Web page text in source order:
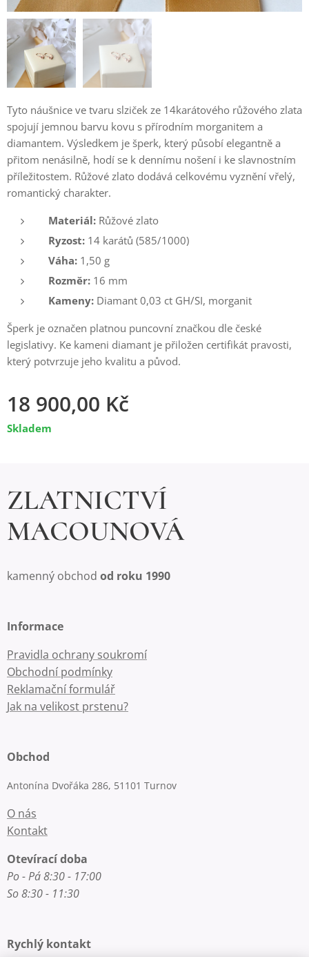
Tyto náušnice ve tvaru slziček ze 14karátového růžového zlata
spojují jemnou barvu kovu s přírodním morganitem a
diamantem. Výsledkem je šperk, který působí elegantně a
přitom nenásilně, hodí se k dennímu nošení i ke slavnostním
příležitostem. Růžové zlato dodává celkovému vyznění vřelý,
romantický charakter.
Materiál: Růžové zlato
Ryzost: 14 karátů (585/1000)
Váha: 1,50 g
Rozměr: 16 mm
Kameny: Diamant 0,03 ct GH/SI, morganit
Šperk je označen platnou puncovní značkou dle české
legislativy. Ke kameni diamant je přiložen certifikát pravosti,
který potvrzuje jeho kvalitu a původ.
18 900,00 Kč
Skladem
ZLATNICTVÍ
MACOUNOVÁ
kamenný obchod od roku 1990
Informace
Pravidla ochrany soukromí
Obchodní podmínky
Reklamační formulář
Jak na velikost prstenu?
Obchod
Antonína Dvořáka 286, 51101 Turnov
O nás
Kontakt
Otevírací doba
Po - Pá 8:30 - 17:00
So 8:30 - 11:30
Rychlý kontakt